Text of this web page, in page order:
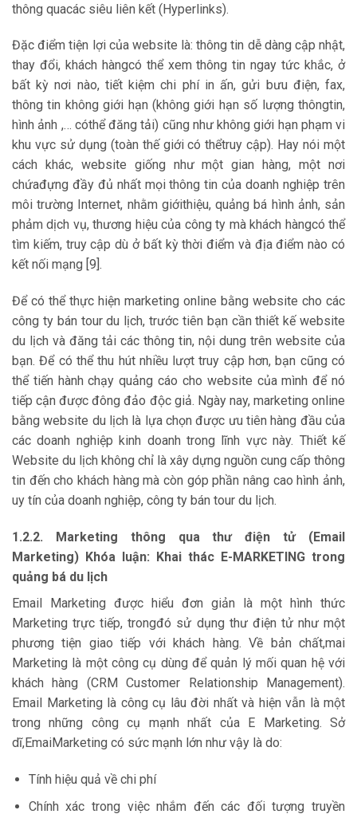
thông quacác siêu liên kết (Hyperlinks).
Đặc điểm tiện lợi của website là: thông tin dễ dàng cập nhật,
thay đổi, khách hàngcó thể xem thông tin ngay tức khắc, ở
bất kỳ nơi nào, tiết kiệm chi phí in ấn, gửi bưu điện, fax,
thông tin không giới hạn (không giới hạn số lượng thôngtin,
hình ảnh ,… cóthể đăng tải) cũng như không giới hạn phạm vi
khu vực sử dụng (toàn thế giới có thểtruy cập). Hay nói một
cách khác, website giống như một gian hàng, một nơi
chứađựng đầy đủ nhất mọi thông tin của doanh nghiệp trên
môi trường Internet, nhằm giớithiệu, quảng bá hình ảnh, sản
phảm dịch vụ, thương hiệu của công ty mà khách hàngcó thể
tìm kiếm, truy cập dù ở bất kỳ thời điểm và địa điểm nào có
kết nối mạng [9].
Để có thể thực hiện marketing online bằng website cho các
công ty bán tour du lịch, trước tiên bạn cần thiết kế website
du lịch và đăng tải các thông tin, nội dung trên website của
bạn. Để có thể thu hút nhiều lượt truy cập hơn, bạn cũng có
thể tiến hành chạy quảng cáo cho website của mình để nó
tiếp cận được đông đảo độc giả. Ngày nay, marketing online
bằng website du lịch là lựa chọn được ưu tiên hàng đầu của
các doanh nghiệp kinh doanh trong lĩnh vực này. Thiết kế
Website du lịch không chỉ là xây dựng nguồn cung cấp thông
tin đến cho khách hàng mà còn góp phần nâng cao hình ảnh,
uy tín của doanh nghiệp, công ty bán tour du lịch.
1.2.2. Marketing thông qua thư điện tử (Email
Marketing) Khóa luận: Khai thác E-MARKETING trong
quảng bá du lịch
Email Marketing được hiểu đơn giản là một hình thức
Marketing trực tiếp, trongđó sử dụng thư điện tử như một
phương tiện giao tiếp với khách hàng. Về bản chất,mai
Marketing là một công cụ dùng để quản lý mối quan hệ với
khách hàng (CRM Customer Relationship Management).
Email Marketing là công cụ lâu đời nhất và hiện vẫn là một
trong những công cụ mạnh nhất của E Marketing. Sở
dĩ,EmaiMarketing có sức mạnh lớn như vậy là do:
Tính hiệu quả về chi phí
Chính xác trong việc nhắm đến các đối tượng truyền